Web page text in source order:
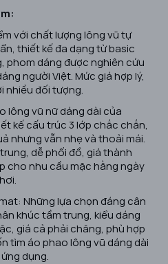
với chất lượng lông vũ tự
thiết kế đa dạng từ basic
phom dáng được nghiên cứu
người Việt. Mức giá hợp lý,
nhiều đối tượng.
lông vũ nữ dáng dài của
kế cấu trúc 3 lớp chắc chắn,
nhưng vẫn nhẹ và thoải mái.
dễ phối đồ, giá thành
cho nhu cầu mặc hằng ngày
Những lựa chọn đáng cân
khúc tầm trung, kiểu dáng
giá cả phải chăng, phù hợp
tìm áo phao lông vũ dáng dài
dụng.